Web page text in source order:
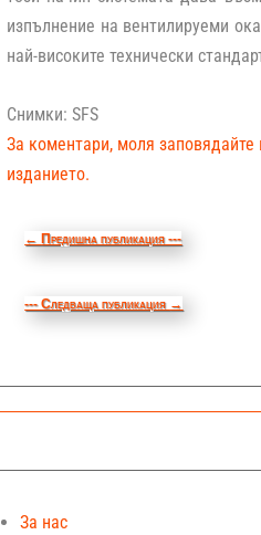
изпълнение на вентилируеми
най-високите технически
Снимки: SFS
За коментари, моля заповядайте
изданието.
← Предишна публикация ---
--- Следваща публикация →
За нас